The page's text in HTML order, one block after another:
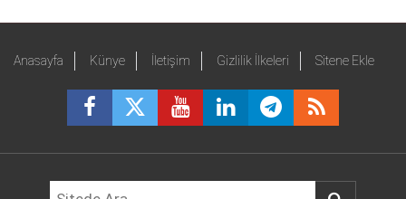
Anasayfa Künye İletişim Gizlilik İlkeleri Sitene Ekle